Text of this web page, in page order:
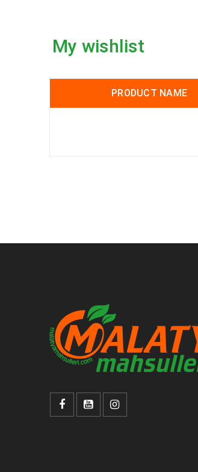
My wishlist
PRODUCT NAME